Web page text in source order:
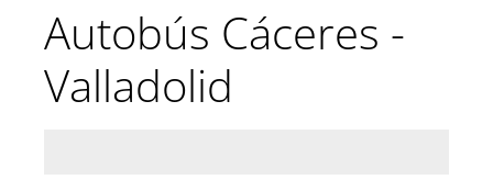
Autobús Cáceres -
Valladolid